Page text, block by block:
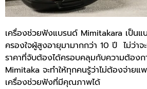
เครื่องช่วยฟังแบรนด์ Mimitakara เป็น
ครองใจผู้สูงอายุมามากกว่า 10 ปี ไม่ว่า
ราคาที่จับต้องได้ครอบคลุมกับความต้องก
Mimitaka จะทำให้ทุกคนรู้ว่าไม่ต้องจ่าย
เครื่องช่วยฟังที่มีคุณภาพได้